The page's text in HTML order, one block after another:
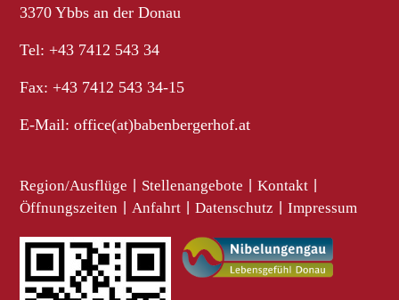
3370 Ybbs an der Donau
Tel: +43 7412 543 34
Fax: +43 7412 543 34-15
E-Mail:office(at)babenbergerhof.at
Region/Ausflüge Stellenangebote Kontakt
Öffnungszeiten Anfahrt Datenschutz Impressum